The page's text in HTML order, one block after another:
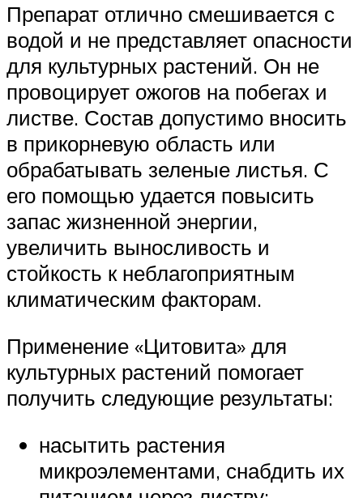
Препарат отлично смешивается с
водой и не представляет опасности
для культурных растений. Он не
провоцирует ожогов на побегах и
листве. Состав допустимо вносить
в прикорневую область или
обрабатывать зеленые листья. С
его помощью удается повысить
запас жизненной энергии,
увеличить выносливость и
стойкость к неблагоприятным
климатическим факторам.
Применение «Цитовита» для
культурных растений помогает
получить следующие результаты:
насытить растения
микроэлементами, снабдить их